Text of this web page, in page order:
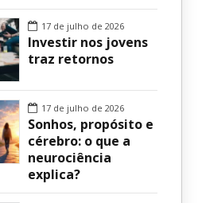
17 de julho de 2026
Investir nos jovens
traz retornos
17 de julho de 2026
Sonhos, propósito e
cérebro: o que a
neurociência
explica?